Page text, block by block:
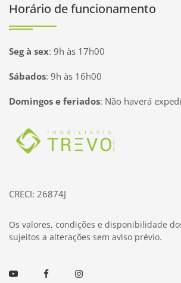
Horário de funcionamento
Seg à sex: 9h às 17h00
Sábados: 9h às 16h00
Domingos e feriados: Não haverá
Página inicial
CRECI: 26874J
Os valores, condições e disponibilidade
sujeitos a alterações sem aviso prévio.
Youtube FacebookInstagram